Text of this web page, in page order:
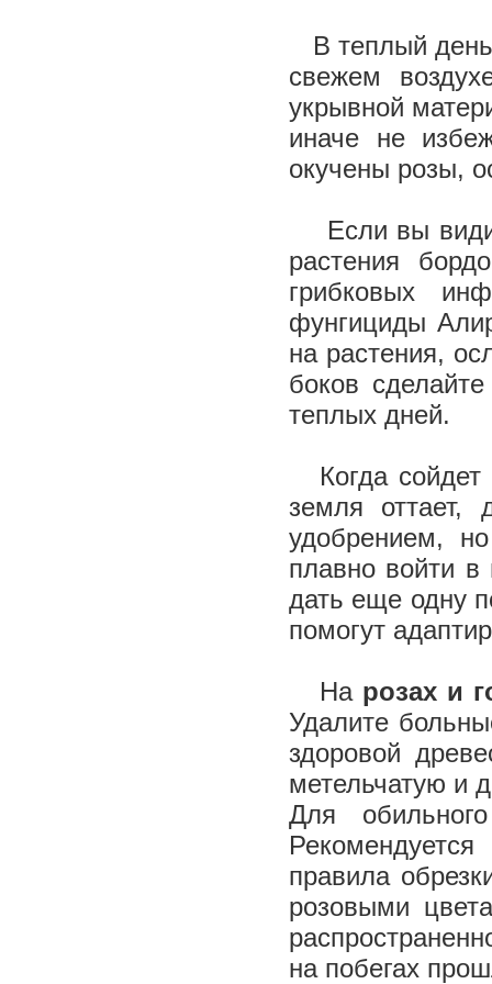
В теплый день
свежем
укрывной
иначе не
окучены розы,
Если вы
растения
грибковых
фунгициды
на растения,
боков
теплых дней.
Когда сойдет
земля оттает,
удобрением,
плавно войти
дать еще одну
помогут
На розах и
Удалите
здоровой
метельчатую и
Для
правила
розовыми
на побегах